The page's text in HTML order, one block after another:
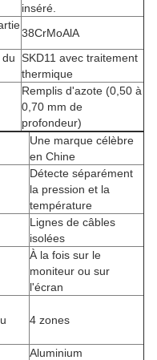
inséré.
38CrMoAlA
SKD11 avec traitement
thermique
Remplis d'azote (0,50 à
0,70 mm de
profondeur)
Une marque célèbre
en Chine
Détecte séparément
la pression et la
température
Lignes de câbles
isolées
À la fois sur le
moniteur ou sur
l'écran
4 zones
Aluminium